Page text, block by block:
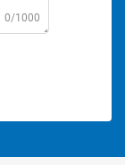
0/1000